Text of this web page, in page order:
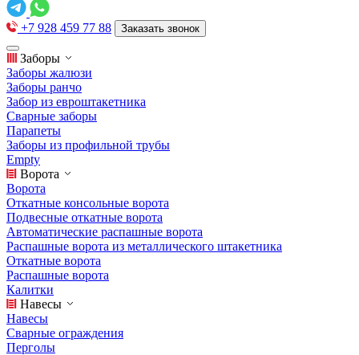
+7 928 459 77 88 Заказать звонок
Заборы
Заборы жалюзи
Заборы ранчо
Забор из евроштакетника
Сварные заборы
Парапеты
Заборы из профильной трубы
Empty
Ворота
Ворота
Откатные консольные ворота
Подвесные откатные ворота
Автоматические распашные ворота
Распашные ворота из металлического штакетника
Откатные ворота
Распашные ворота
Калитки
Навесы
Навесы
Сварные ограждения
Перголы